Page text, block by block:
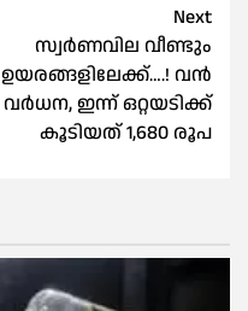
Next
സ്വര്‍ണവില വീണ്ടും
ഉയരങ്ങളിലേക്ക്….! വൻ
വര്‍ധന, ഇന്ന് ഒറ്റയടിക്ക്
കൂടിയത് 1,680 രൂപ